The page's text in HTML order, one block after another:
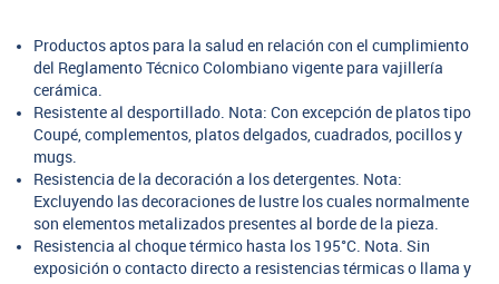
Productos aptos para la salud en relación con el cumplimiento
del Reglamento Técnico Colombiano vigente para vajillería
cerámica.
Resistente al desportillado. Nota: Con excepción de platos tipo
Coupé, complementos, platos delgados, cuadrados, pocillos y
mugs.
Resistencia de la decoración a los detergentes. Nota:
Excluyendo las decoraciones de lustre los cuales normalmente
son elementos metalizados presentes al borde de la pieza.
Resistencia al choque térmico hasta los 195°C. Nota. Sin
exposición o contacto directo a resistencias térmicas o llama y